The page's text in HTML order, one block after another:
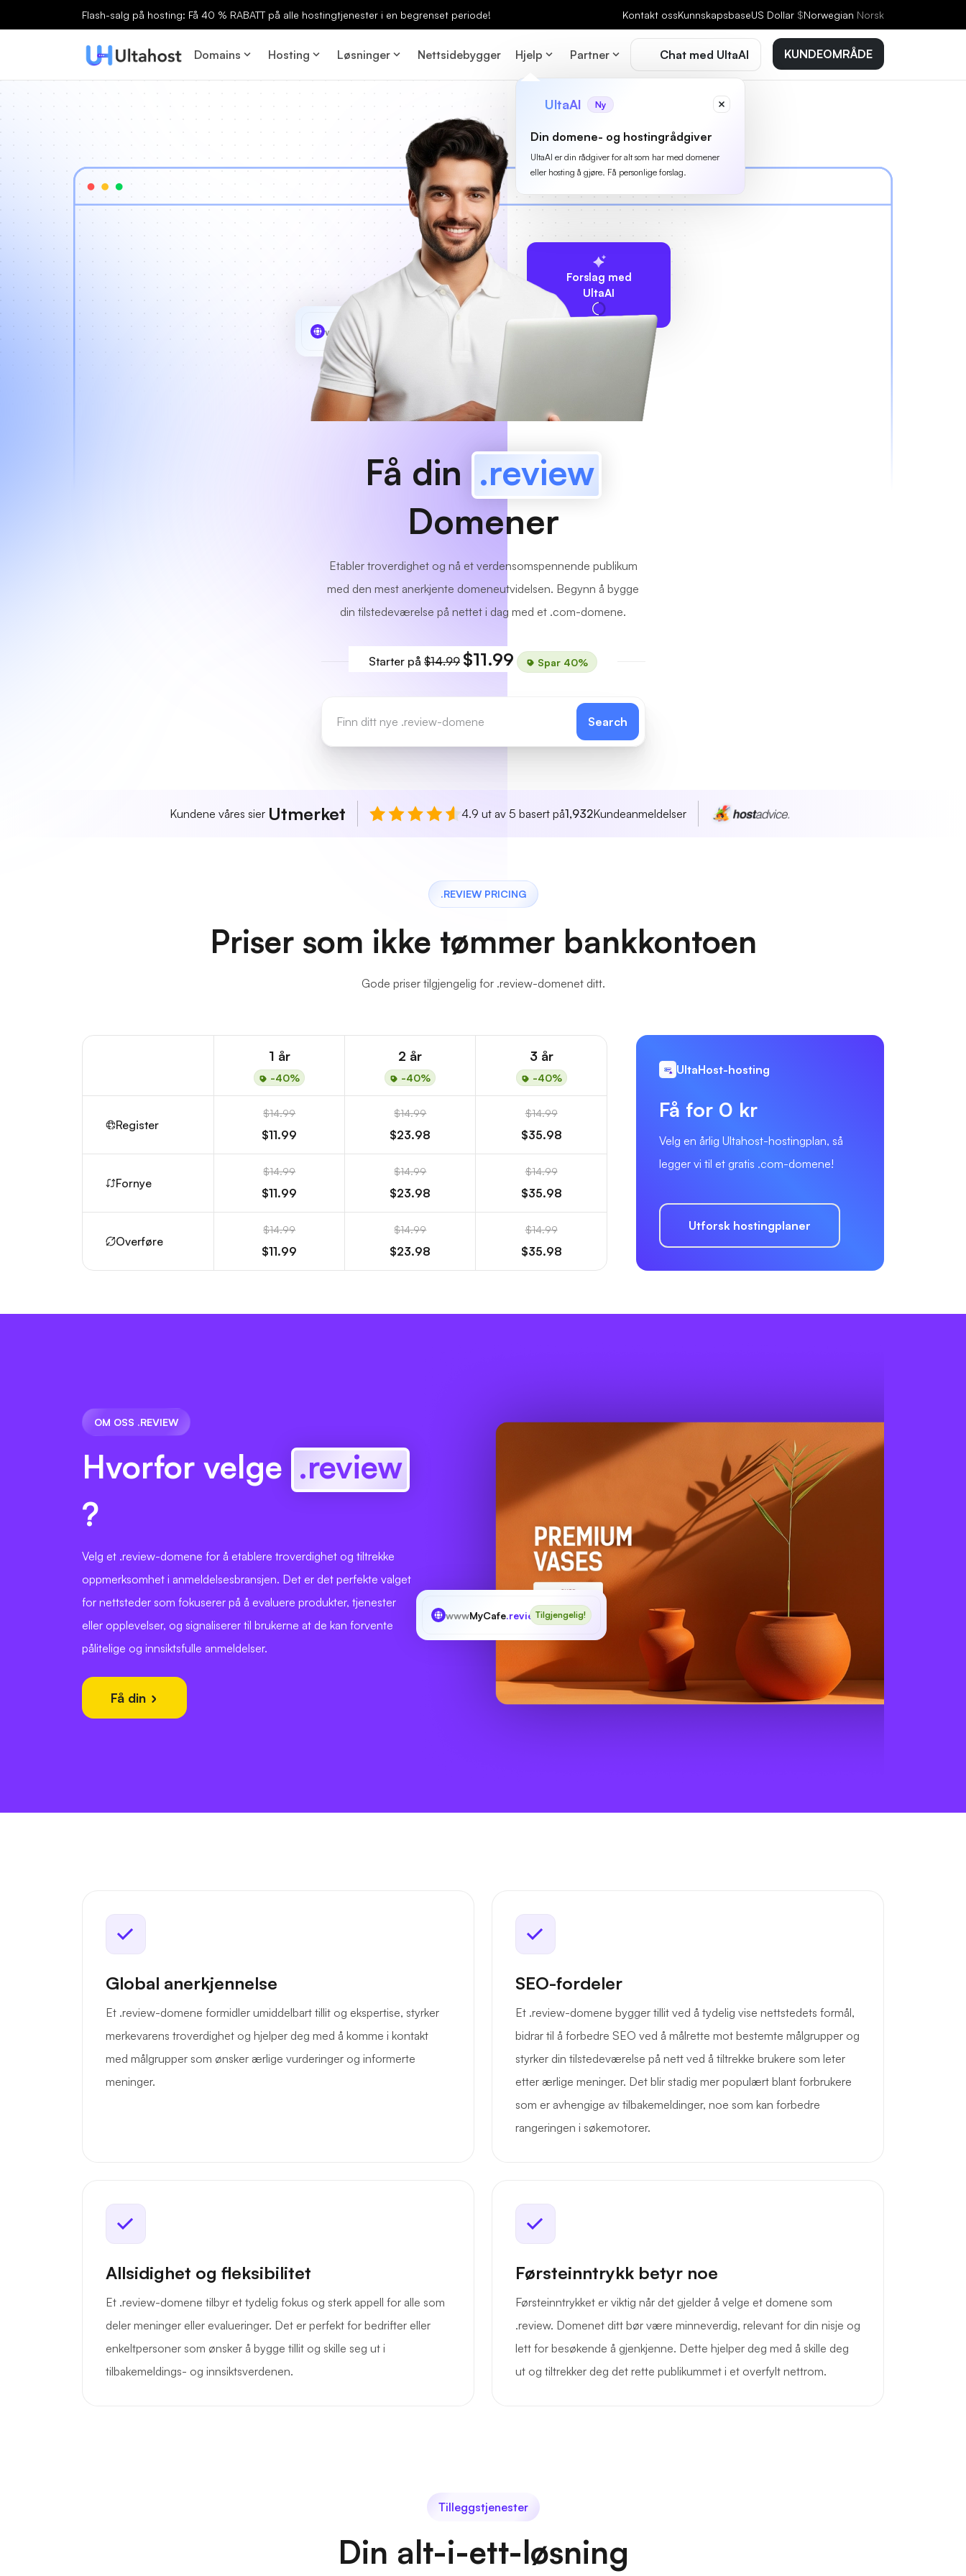
Flash-salg på hosting: Få 40 % RABATT på alle hostingtjenester i en begrenset periode! Kontakt ossKunnskapsbaseUS Dollar $Norwegian Norsk
Domains Hosting Løsninger Nettsidebygger Hjelp Partner Chat med UltaAI
UltaAI Ny
Din domene- og hostingrådgiver
UltaAI er din rådgiver for alt som har med domener
eller hosting å gjøre. Få personlige forslag.
KUNDEOMRÅDE
Forslag med
UltaAI
www MyCafe
Få din .review
Domener
Etabler troverdighet og nå et verdensomspennende publikum
med den mest anerkjente domeneutvidelsen. Begynn å bygge
din tilstedeværelse på nettet i dag med et .com-domene.
Starter på $14.99 $11.99 Spar 40%
Search
Kundene våres sier Utmerket 4.9 ut av 5 basert på1,932Kundeanmeldelser
.REVIEW PRICING
Priser som ikke tømmer bankkontoen
Gode priser tilgjengelig for .review-domenet ditt.
1 år
-40%
2 år
-40%
3 år
-40%
Register
$14.99
$11.99
$14.99
$23.98
$14.99
$35.98
Fornye
$14.99
$11.99
$14.99
$23.98
$14.99
$35.98
Overføre
$14.99
$11.99
$14.99
$23.98
$14.99
$35.98
UltaHost-hosting
Få for 0 kr
Velg en årlig Ultahost-hostingplan, så
legger vi til et gratis .com-domene!
Utforsk hostingplaner
OM OSS .REVIEW
Hvorfor velge .review
?
Velg et .review-domene for å etablere troverdighet og tiltrekke
oppmerksomhet i anmeldelsesbransjen. Det er det perfekte valget
for nettsteder som fokuserer på å evaluere produkter, tjenester
eller opplevelser, og signaliserer til brukerne at de kan forvente
pålitelige og innsiktsfulle anmeldelser.
Få din
wwwMyCafe.reviewTilgjengelig!
Global anerkjennelse
Et .review-domene formidler umiddelbart tillit og ekspertise, styrker
merkevarens troverdighet og hjelper deg med å komme i kontakt
med målgrupper som ønsker ærlige vurderinger og informerte
meninger.
SEO-fordeler
Et .review-domene bygger tillit ved å tydelig vise nettstedets formål,
bidrar til å forbedre SEO ved å målrette mot bestemte målgrupper og
styrker din tilstedeværelse på nett ved å tiltrekke brukere som leter
etter ærlige meninger. Det blir stadig mer populært blant forbrukere
som er avhengige av tilbakemeldinger, noe som kan forbedre
rangeringen i søkemotorer.
Allsidighet og fleksibilitet
Et .review-domene tilbyr et tydelig fokus og sterk appell for alle som
deler meninger eller evalueringer. Det er perfekt for bedrifter eller
enkeltpersoner som ønsker å bygge tillit og skille seg ut i
tilbakemeldings- og innsiktsverdenen.
Førsteinntrykk betyr noe
Førsteinntrykket er viktig når det gjelder å velge et domene som
.review. Domenet ditt bør være minneverdig, relevant for din nisje og
lett for besøkende å gjenkjenne. Dette hjelper deg med å skille deg
ut og tiltrekker deg det rette publikummet i et overfylt nettrom.
Tilleggstjenester
Din alt-i-ett-løsning